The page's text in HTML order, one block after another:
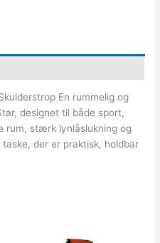
En rummelig og
designet til både sport,
rum, stærk lynlåslukning og
der er praktisk, holdbar